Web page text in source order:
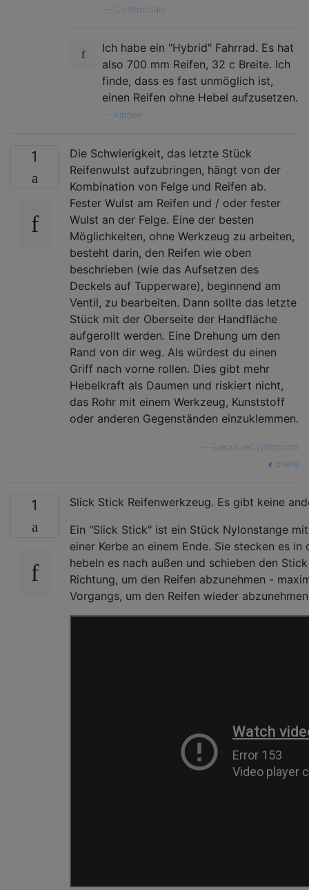
Curtismchale
Ich habe ein "Hybrid" Fahrrad. Es hat
also 700 mm Reifen, 32 c Breite. Ich
finde, dass es fast unmöglich ist,
einen Reifen ohne Hebel aufzusetzen.
Kibbee
1
Die Schwierigkeit, das letzte Stück
Reifenwulst aufzubringen, hängt von der
Kombination von Felge und Reifen ab.
Fester Wulst am Reifen und / oder fester
Wulst an der Felge. Eine der besten
Möglichkeiten, ohne Werkzeug zu arbeiten,
besteht darin, den Reifen wie oben
beschrieben (wie das Aufsetzen des
Deckels auf Tupperware), beginnend am
Ventil, zu bearbeiten. Dann sollte das letzte
Stück mit der Oberseite der Handfläche
aufgerollt werden. Eine Drehung um den
Rand von dir weg. Als würdest du einen
Griff nach vorne rollen. Dies gibt mehr
Hebelkraft als Daumen und riskiert nicht,
das Rohr mit einem Werkzeug, Kunststoff
oder anderen Gegenständen einzuklemmen.
ExecutiveCycling.com
quelle
1
Slick Stick Reifenwerkzeug. Es gibt keine
Ein "Slick Stick" ist ein Stück Nylonstange
einer Kerbe an einem Ende. Sie stecken es
hebeln es nach außen und schieben den
Richtung, um den Reifen abzunehmen -
Vorgangs, um den Reifen wieder